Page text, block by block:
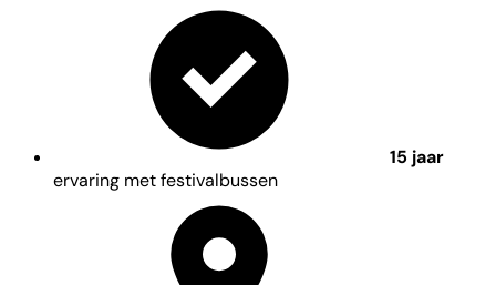
15 jaar
ervaring met festivalbussen